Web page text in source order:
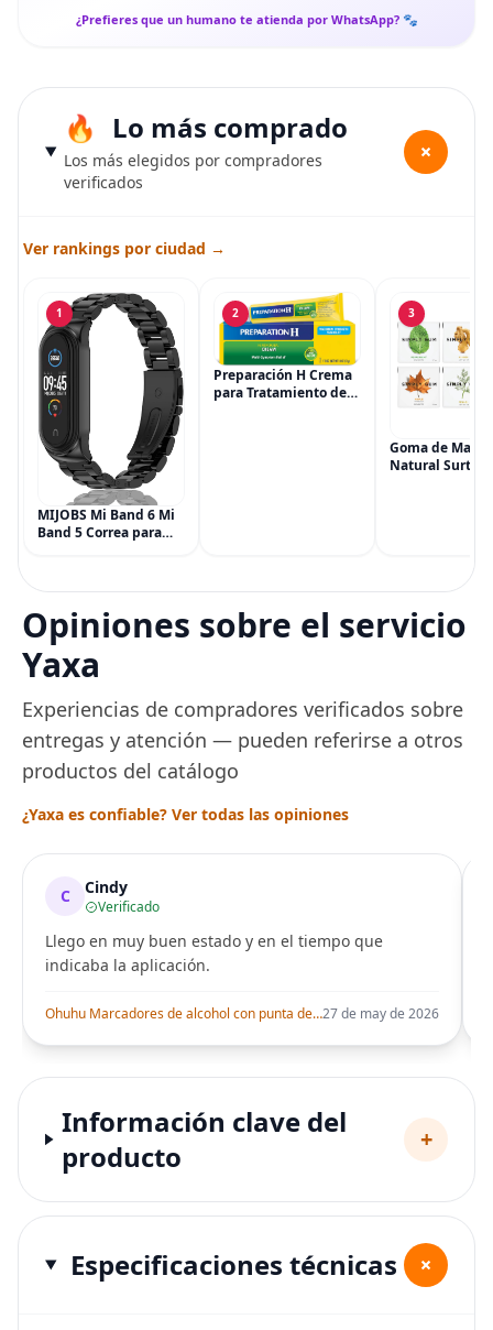
¿Prefieres que un humano te atienda por WhatsApp? 🐾
Lo más comprado
Los más elegidos por compradores
verificados
+
Ver rankings por ciudad →
1
MIJOBS Mi Band 6 Mi
Band 5 Correa para
de metal para Mi
Smart Band 6
2
Preparación H Crema
para Tratamiento de
3
Goma de
Natural
Opiniones sobre el servicio
Yaxa
Experiencias de compradores verificados sobre
entregas y atención — pueden referirse a otros
productos del catálogo
¿Yaxa es confiable? Ver todas las opiniones
C Cindy
Verificado
Llego en muy buen estado y en el tiempo que
indicaba la aplicación.
Ohuhu Marcadores de alcohol con punta de pincel – Juego de marcadores artísticos de doble punta con certificación AP para artistas adultos27 de may de 2026
Información clave del
producto
+
Especificaciones técnicas +